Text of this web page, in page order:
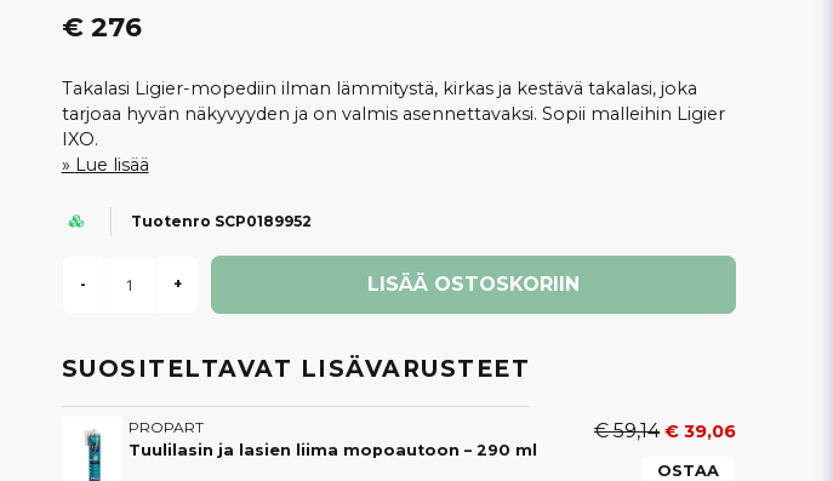
€ 276
Takalasi Ligier-mopediin ilman lämmitystä, kirkas ja kestävä takalasi, joka
tarjoaa hyvän näkyvyyden ja on valmis asennettavaksi. Sopii malleihin Ligier
IXO.
Lue lisää
Tuotenro SCP0189952
- + LISÄÄ OSTOSKORIIN
SUOSITELTAVAT LISÄVARUSTEET
PROPART
Tuulilasin ja lasien liima mopoautoon – 290 ml
€ 59,14€ 39,06
OSTAA